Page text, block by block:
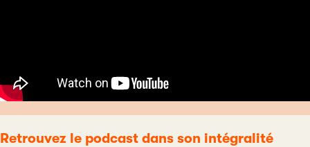
Retrouvez le podcast dans son intégralité